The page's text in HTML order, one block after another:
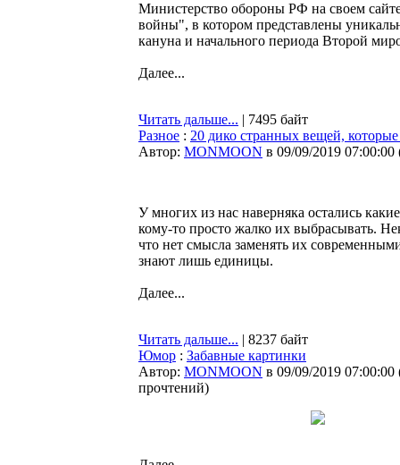
Министерство обороны РФ на своем
войны", в котором представлены
кануна и начального периода Второй
Далее...
Читать дальше... | 7495 байт
Разное : 20 дико странных вещей,
Автор: MONMOON в 09/09/2019 07:00:00
У многих из нас наверняка остались
кому-то просто жалко их выбрасывать.
что нет смысла заменять их
знают лишь единицы.
Далее...
Читать дальше... | 8237 байт
Юмор : Забавные картинки
Автор: MONMOON в 09/09/2019 07:00:00
прочтений)